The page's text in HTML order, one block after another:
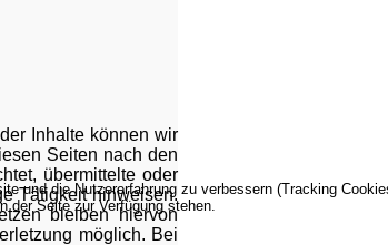
Inhalte können wir
Seiten nach den
übermittelte oder
Tätigkeit hinweisen.
bleiben hiervon
möglich. Bei
und die Nutzererfahrung zu verbessern (Tracking
Seite zur Verfügung stehen.